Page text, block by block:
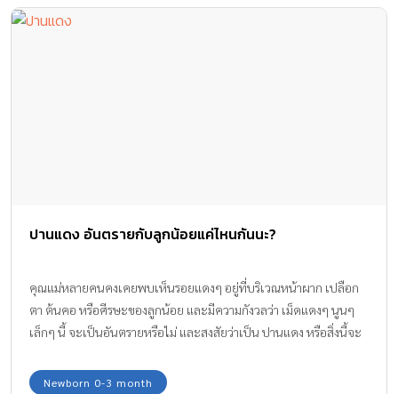
ปานแดง อันตรายกับลูกน้อยแค่ไหนกันนะ?
คุณแม่หลายคนคงเคยพบเห็นรอยแดงๆ อยู่ที่บริเวณหน้าผาก เปลือก
ตา ต้นคอ หรือศีรษะของลูกน้อย และมีความกังวลว่า เม็ดแดงๆ นูนๆ
เล็กๆ นี้ จะเป็นอันตรายหรือไม่ และสงสัยว่าเป็น ปานแดง หรือสิ่งนี้จะ
หายNewborn 0-3 month